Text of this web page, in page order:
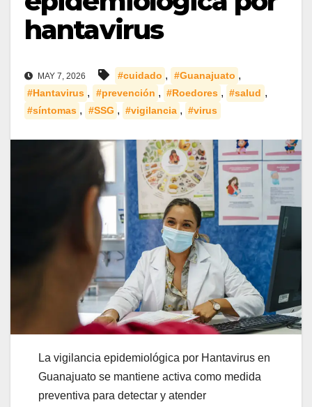
hantavirus
MAY 7, 2026 #cuidado , #Guanajuato ,
#Hantavirus , #prevención , #Roedores , #salud ,
#síntomas , #SSG , #vigilancia , #virus
La vigilancia epidemiológica por Hantavirus en
Guanajuato se mantiene activa como medida
preventiva para detectar y atender